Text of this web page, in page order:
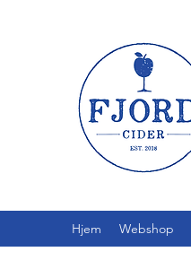
Hjem Webshop